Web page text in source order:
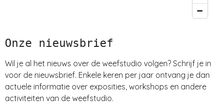
Onze nieuwsbrief
Wil je al het nieuws over de weefstudio volgen? Schrijf je in
voor de nieuwsbrief. Enkele keren per jaar ontvang je dan
actuele informatie over exposities, workshops en andere
activiteiten van de weefstudio.